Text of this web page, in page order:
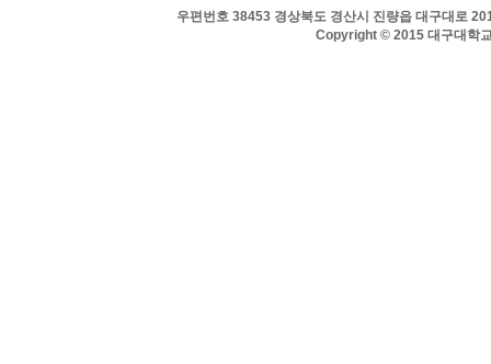
우편번호 38453 경상북도 경산시 진량읍 대구대로
Copyright © 2015 대구대학